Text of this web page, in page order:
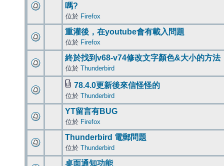
嗎?
位於 Firefox
重灌後，在youtube會有載入問題
位於 Firefox
終於找到v68-v74修改文字顏色&大小的方法
位於 Thunderbird
78.4.0更新後來信怪怪的
位於 Thunderbird
YT留言有BUG
位於 Firefox
Thunderbird 電郵問題
位於 Thunderbird
桌面通知功能